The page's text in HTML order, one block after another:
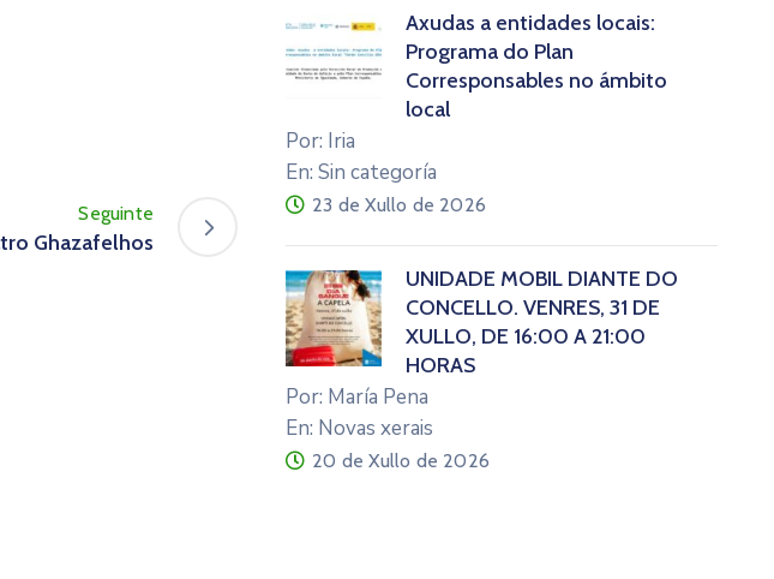
Seguinte
Ghazafelhos
Axudas a entidades locais:
Programa do Plan
Corresponsables no ámbito
local
Por: Iria
En: Sin categoría
23 de Xullo de 2026
UNIDADE MÓBIL DIANTE DO
CONCELLO. VENRES, 31 DE
XULLO, DE 16:00 A 21:00
HORAS
Por: María Pena
En: Novas xerais
20 de Xullo de 2026